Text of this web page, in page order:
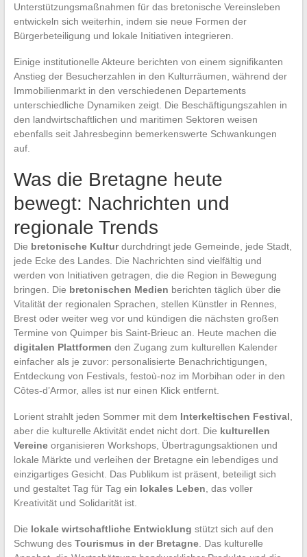
Unterstützungsmaßnahmen für das bretonische Vereinsleben
entwickeln sich weiterhin, indem sie neue Formen der
Bürgerbeteiligung und lokale Initiativen integrieren.
Einige institutionelle Akteure berichten von einem signifikanten
Anstieg der Besucherzahlen in den Kulturräumen, während der
Immobilienmarkt in den verschiedenen Departements
unterschiedliche Dynamiken zeigt. Die Beschäftigungszahlen in
den landwirtschaftlichen und maritimen Sektoren weisen
ebenfalls seit Jahresbeginn bemerkenswerte Schwankungen
auf.
Was die Bretagne heute
bewegt: Nachrichten und
regionale Trends
Die bretonische Kulturdurchdringt jede Gemeinde, jede Stadt,
jede Ecke des Landes. Die Nachrichten sind vielfältig und
werden von Initiativen getragen, die die Region in Bewegung
bringen. Die bretonischen Medien berichten täglich über die
Vitalität der regionalen Sprachen, stellen Künstler in Rennes,
Brest oder weiter weg vor und kündigen die nächsten großen
Termine von Quimper bis Saint-Brieuc an. Heute machen die
digitalen Plattformen den Zugang zum kulturellen Kalender
einfacher als je zuvor: personalisierte Benachrichtigungen,
Entdeckung von Festivals, festoù-noz im Morbihan oder in den
Côtes-d’Armor, alles ist nur einen Klick entfernt.
Lorient strahlt jeden Sommer mit dem Interkeltischen Festival
aber die kulturelle Aktivität endet nicht dort. Die kulturellen
Vereineorganisieren Workshops, Übertragungsaktionen und
lokale Märkte und verleihen der Bretagne ein lebendiges und
einzigartiges Gesicht. Das Publikum ist präsent, beteiligt sich
und gestaltet Tag für Tag ein lokales Leben , das voller
Kreativität und Solidarität ist.
Die lokale wirtschaftliche Entwicklung stützt sich auf den
Schwung des Tourismus in der Bretagne. Das kulturelle